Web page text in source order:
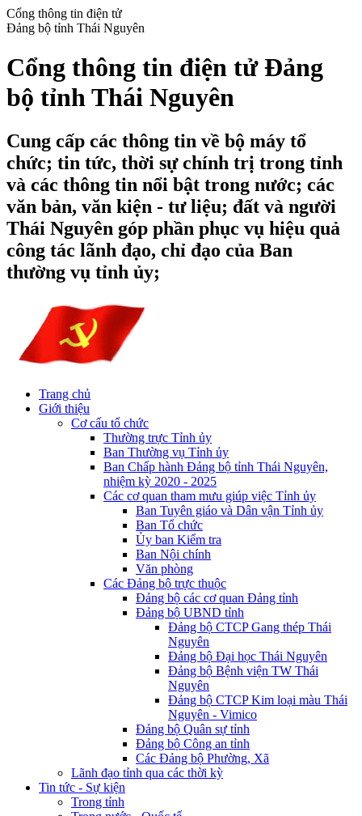
Cổng thông tin điện tử
Đảng bộ tỉnh Thái Nguyên
Cổng thông tin điện tử Đảng
bộ tỉnh Thái Nguyên
Cung cấp các thông tin về bộ máy tổ
chức; tin tức, thời sự chính trị trong tỉnh
và các thông tin nổi bật trong nước; các
văn bản, văn kiện - tư liệu; đất và người
Thái Nguyên góp phần phục vụ hiệu quả
công tác lãnh đạo, chỉ đạo của Ban
thường vụ tỉnh ủy;
Trang chủ
Giới thiệu
Cơ cấu tổ chức
Thường trực Tỉnh ủy
Ban Thường vụ Tỉnh ủy
Ban Chấp hành Đảng bộ tỉnh Thái Nguyên,
nhiệm kỳ 2020 - 2025
Các cơ quan tham mưu giúp việc Tỉnh ủy
Ban Tuyên giáo và Dân vận Tỉnh ủy
Ban Tổ chức
Ủy ban Kiểm tra
Ban Nội chính
Văn phòng
Các Đảng bộ trực thuộc
Đảng bộ các cơ quan Đảng tỉnh
Đảng bộ UBND tỉnh
Đảng bộ CTCP Gang thép Thái
Nguyên
Đảng bộ Đại học Thái Nguyên
Đảng bộ Bệnh viện TW Thái
Nguyên
Đảng bộ CTCP Kim loại màu Thái
Nguyên - Vimico
Đảng bộ Quân sự tỉnh
Đảng bộ Công an tỉnh
Các Đảng bộ Phường, Xã
Lãnh đạo tỉnh qua các thời kỳ
Tin tức - Sự kiện
Trong tỉnh